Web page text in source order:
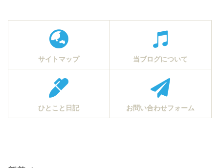
サイトマップ 当ブログについて
ひとこと日記 お問い合わせフォーム